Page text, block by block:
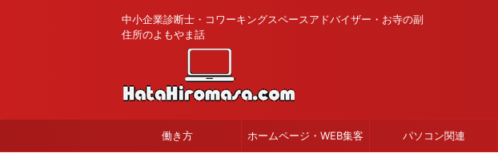
中小企業診断士・コワーキングスペースアドバイザー・お寺の副
住所のよもやま話
働き方 ホームページ・WEB集客 パソコン関連